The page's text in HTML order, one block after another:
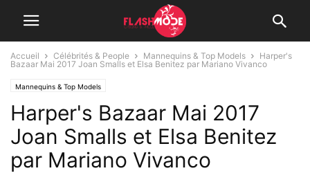
Accueil Célébrités & People Mannequins & Top Models
Harper's
Bazaar Mai 2017 Joan Smalls et Elsa Benitez par Mariano Vivanco
Mannequins & Top Models
Harper's Bazaar Mai 2017
Joan Smalls et Elsa Benitez
par Mariano Vivanco